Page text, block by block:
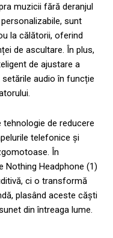
muzicii fără deranjul
sunt
la călătorii, oferind
de ascultare. În plus,
de ajustare a
audio în funcție
de reducere
telefonice și
În
Nothing Headphone (1)
ci o transformă
plasând aceste căști
din întreaga lume.